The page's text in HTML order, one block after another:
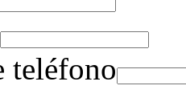
teléfono